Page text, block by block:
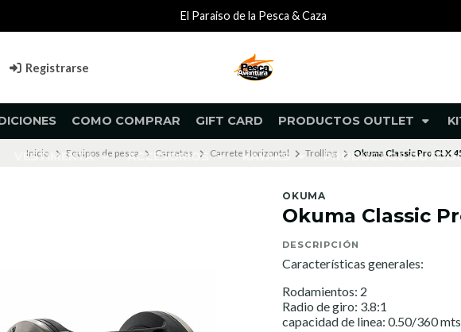
Registrarse
COMO COMPRAR GIFT CARD PRODUCTOS OUTLET
VESTIMENTA ACCESORIOS KAYAKS PRODUCTOS
El Paraiso de la Pesca & Caza
Inicio Equipos de pesca Carretes Carrete Horizontal Trolling Okuma Classic Pro CLX
OKUMA
Okuma Classic
DESCRIPCIÓN
Características generales:
Rodamientos: 2
Radio de giro: 3.8:1
capacidad de linea: 0.50/360 mts